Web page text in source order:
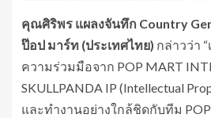
คุณศิริพร แผลงจันทึก Country
ป๊อป มาร์ท (ประเทศไทย) กล่าวว่า
ความร่วมมือจาก POP MART
SKULLPANDA IP (Intellectual
และทำงานอย่างใกล้ชิดกับทีม